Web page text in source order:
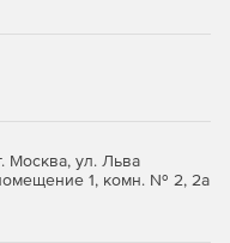
систем с
в HTML, CSV, БД
Directory между
Москва, ул. Льва
1, комн. № 2, 2а